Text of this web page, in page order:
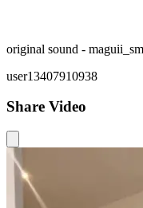
original sound -
user13407910938
Share Video